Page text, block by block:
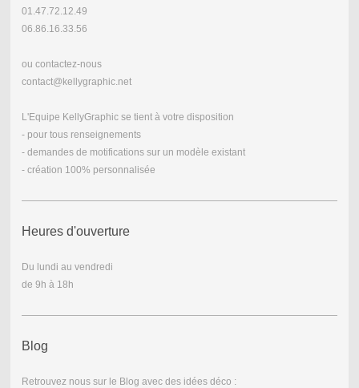
01.47.72.12.49
06.86.16.33.56
ou contactez-nous
contact@kellygraphic.net
L'Equipe KellyGraphic se tient à votre disposition
- pour tous renseignements
- demandes de motifications sur un modèle existant
- création 100% personnalisée
Heures d'ouverture
Du lundi au vendredi
de 9h à 18h
Blog
Retrouvez nous sur le Blog avec des idées déco :